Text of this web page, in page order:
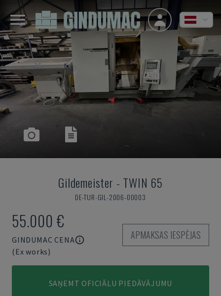
Gildemeister - TWIN 65
DE-TUR-GIL-2006-00003
55.000 €
GINDUMAC CENA
(Ex works)
APMAKSAS IESPĒJAS
SAŅEMT OFICIĀLU PIEDĀVĀJUMU